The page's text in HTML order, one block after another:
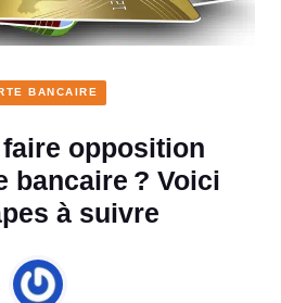
BANCAIRE
opposition
bancaire ? Voici
à suivre